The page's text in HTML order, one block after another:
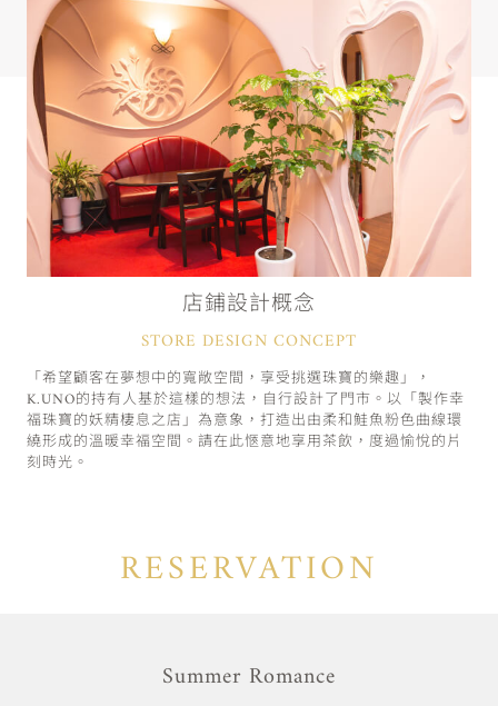
店鋪設計概念
STORE DESIGN CONCEPT
「希望顧客在夢想中的寬敞空間，享受挑選珠寶的樂趣」，
K.UNO的持有人基於這樣的想法，自行設計了門市。以「製作幸
福珠寶的妖精棲息之店」為意象，打造出由柔和鮭魚粉色曲線環
繞形成的溫暖幸福空間。請在此愜意地享用茶飲，度過愉悅的片
刻時光。
RESERVATION
Summer Romance